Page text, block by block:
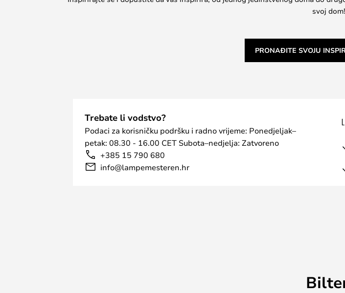
svoj dom!
PRONAĐITE SVOJU
Trebate li vodstvo?
Podaci za korisničku podršku i radno vrijeme: Ponedjeljak–
petak: 08.30 - 16.00 CET Subota–nedjelja: Zatvoreno
+385 15 790 680
info@lampemesteren.hr